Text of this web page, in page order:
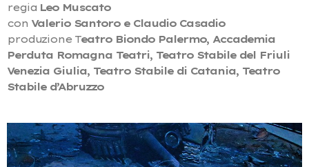
regia Leo Muscato
con Valerio Santoro e Claudio Casadio
produzione Teatro Biondo Palermo, Accademia
Perduta Romagna Teatri, Teatro Stabile del Friuli
Venezia Giulia, Teatro Stabile di Catania, Teatro
Stabile d’Abruzzo